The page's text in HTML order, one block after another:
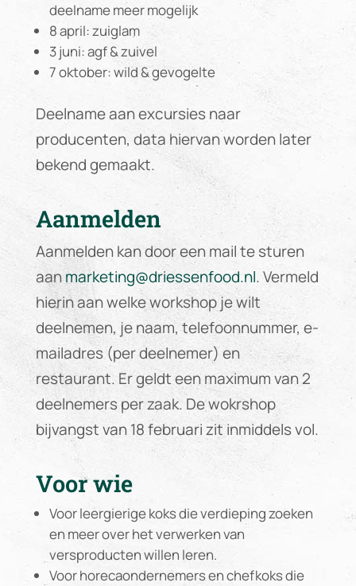
deelname meer mogelijk
8 april: zuiglam
3 juni: agf & zuivel
7 oktober: wild & gevogelte
Deelname aan excursies naar
producenten, data hiervan worden later
bekend gemaakt.
Aanmelden
Aanmelden kan door een mail te sturen
aanmarketing@driessenfood.nl. Vermeld
hierin aan welke workshop je wilt
deelnemen, je naam, telefoonnummer, e-
mailadres (per deelnemer) en
restaurant. Er geldt een maximum van 2
deelnemers per zaak. De wokrshop
bijvangst van 18 februari zit inmiddels vol.
Voor wie
Voor leergierige koks die verdieping zoeken
en meer over het verwerken van
versproducten willen leren.
Voor horecaondernemers en chefkoks die